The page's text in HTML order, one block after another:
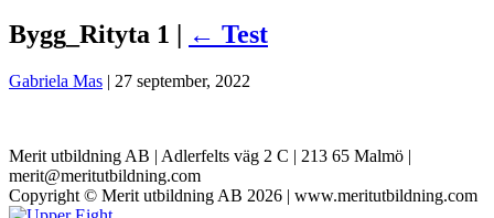
Bygg_Rityta 1 | ← Test
Gabriela Mas | 27 september, 2022
Merit utbildning AB | Adlerfelts väg 2 C | 213 65 Malmö |
merit@meritutbildning.com
Copyright © Merit utbildning AB 2026 | www.meritutbildning.com